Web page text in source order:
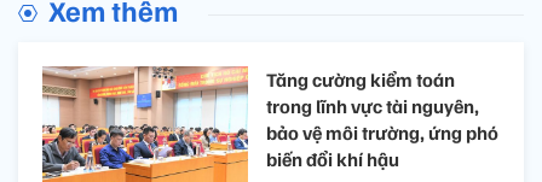
Xem thêm
Tăng cường kiểm toán
trong lĩnh vực tài nguyên,
bảo vệ môi trường, ứng phó
biến đổi khí hậu